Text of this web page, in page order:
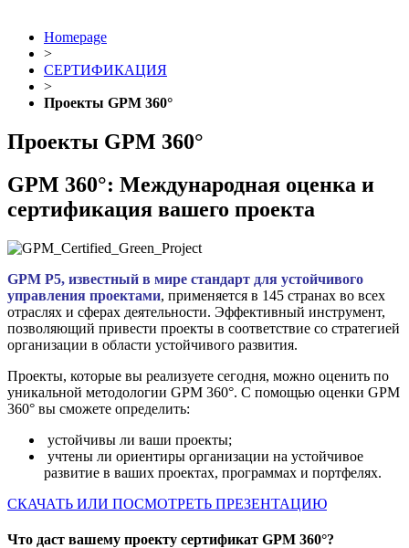
Homepage
>
СЕРТИФИКАЦИЯ
>
Проекты GPM 360°
Проекты GPM 360°
GPM 360°: Международная оценка и
сертификация вашего проекта
GPM P5, известный в мире стандарт для устойчивого
управления проектами, применяется в 145 странах во всех
отраслях и сферах деятельности. Эффективный инструмент,
позволяющий привести проекты в соответствие со стратегией
организации в области устойчивого развития.
Проекты, которые вы реализуете сегодня, можно оценить по
уникальной методологии GPM 360°. С помощью оценки GPM
360° вы сможете определить:
устойчивы ли ваши проекты;
учтены ли ориентиры организации на устойчивое
развитие в ваших проектах, программах и портфелях.
СКАЧАТЬ ИЛИ ПОСМОТРЕТЬ ПРЕЗЕНТАЦИЮ
Что даст вашему проекту сертификат GPM 360°?